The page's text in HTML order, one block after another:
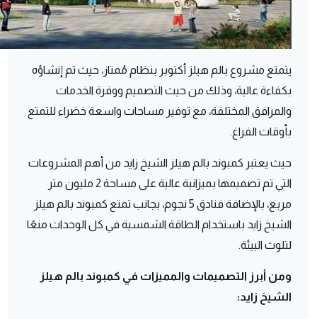
يتمتع مشروع بالم هيلز أكتوبر بنظام مُمتاز، حيث تم إنشاؤه
بكفاءة عالية، وذلك من حيث التصميم ووفرة الخدمات
والمرافق المختلفة، مع توفير مساحات واسعة خضراء للتمتع
بأوقات الفراغ.
حيث يعتبر كمبوند بالم هيلز الشيخ زايد من أهم المشروعات
التي تم تصميمها بميزانية عالية على مساحة 2 مليون متر
مربع، بالإضافة فنادق 5 نجوم، بجانب تمتع كمبوند بالم هيلز
الشيخ زايد باستخدام الطاقة الشمسية في كل الوحدات منعًا
لتلوث البيئة.
ومن أبرز التصميمات والمميزات في كمبوند بالم هيلز
الشيخ زايد: